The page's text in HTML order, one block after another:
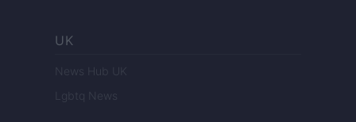
UK
News Hub UK
Lgbtq News